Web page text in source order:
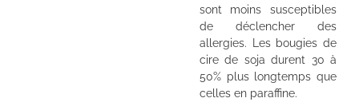
sont moins susceptibles
de déclencher des
allergies. Les bougies de
cire de soja durent 30 à
50% plus longtemps que
celles en paraffine.